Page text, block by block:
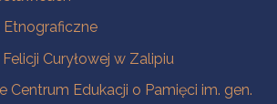
Etnograficzne
Curyłowej w Zalipiu
Centrum Edukacji o Pamięci im. gen.